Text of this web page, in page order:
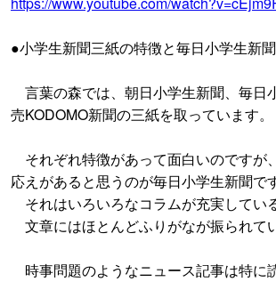
●小学生新聞三紙の特徴と毎日小学生新
言葉の森では、朝日小学生新聞、毎日
売KODOMO新聞の三紙を取っています。
それぞれ特徴があって面白いのですが
応えがあると思うのが毎日小学生新聞です
それはいろいろなコラムが充実してい
文章にはほとんどふりがなが振られて
時事問題のようなニュース記事は特に